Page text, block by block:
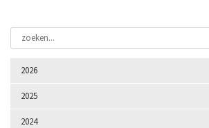
2026
2025
2024